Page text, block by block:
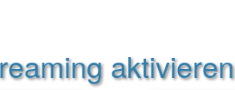
aktivieren